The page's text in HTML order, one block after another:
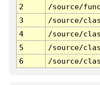
2
/source/
3
/source/
4
/source/
5
/source/
6
/source/